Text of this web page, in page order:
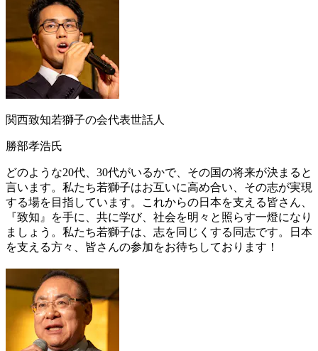
関西致知若獅子の会代表世話人
勝部孝浩氏
どのような20代、30代がいるかで、その国の将来が決まると
言います。私たち若獅子はお互いに高め合い、その志が実現
する場を目指しています。これからの日本を支える皆さん、
『致知』を手に、共に学び、社会を明々と照らす一燈になり
ましょう。私たち若獅子は、志を同じくする同志です。日本
を支える方々、皆さんの参加をお待ちしております！